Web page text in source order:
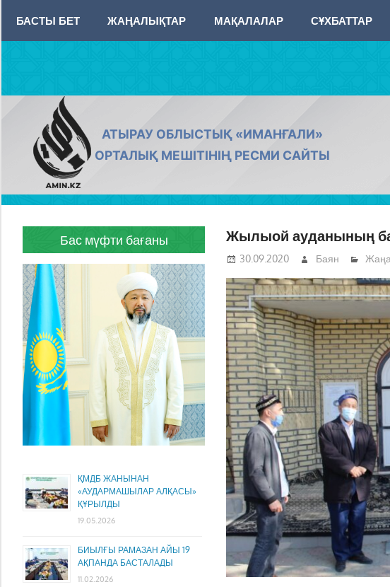
content
БАСТЫ БЕТ ЖАҢАЛЫҚТАР МАҚАЛАЛАР СҰХБАТТАР
AMIN.KZ
АТЫРАУ ОБЛЫСТЫҚ «ИМАНҒАЛИ»
ОРТАЛЫҚ МЕШІТІНІҢ РЕСМИ САЙТЫ
Жылыой ауданының
30.09.2020 Баян
Бас мүфти бағаны
ҚМДБ ЖАНЫНАН
«АУДАРМАШЫЛАР АЛҚАСЫ»
ҚҰРЫЛДЫ
19.05.2026
БИЫЛҒЫ РАМАЗАН АЙЫ 19
АҚПАНДА БАСТАЛАДЫ
11.02.2026